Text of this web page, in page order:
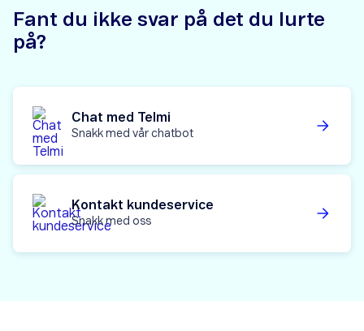
Fant du ikke svar på det du lurte
på?
Chat med Telmi
Snakk med vår chatbot
Kontakt kundeservice
Snakk med oss